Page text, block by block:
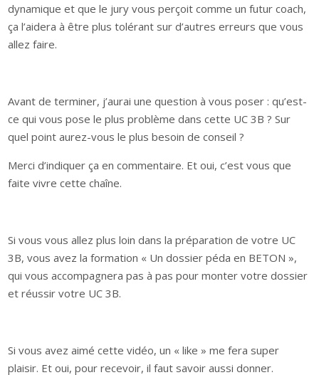
dynamique et que le jury vous perçoit comme un futur coach,
ça l’aidera à être plus tolérant sur d’autres erreurs que vous
allez faire.
Avant de terminer, j’aurai une question à vous poser : qu’est-
ce qui vous pose le plus problème dans cette UC 3B ? Sur
quel point aurez-vous le plus besoin de conseil ?
Merci d’indiquer ça en commentaire. Et oui, c’est vous que
faite vivre cette chaîne.
Si vous vous allez plus loin dans la préparation de votre UC
3B, vous avez la formation « Un dossier péda en BETON »,
qui vous accompagnera pas à pas pour monter votre dossier
et réussir votre UC 3B.
Si vous avez aimé cette vidéo, un « like » me fera super
plaisir. Et oui, pour recevoir, il faut savoir aussi donner.